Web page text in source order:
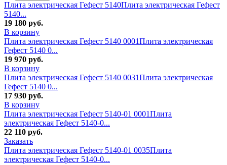
Плита электрическая Гефест 5140Плита электрическая Гефест
5140...
19 180 руб.
В корзину
Плита электрическая Гефест 5140 0001Плита электрическая
Гефест 5140 0...
19 970 руб.
В корзину
Плита электрическая Гефест 5140 0031Плита электрическая
Гефест 5140 0...
17 930 руб.
В корзину
Плита электрическая Гефест 5140-01 0001Плита
электрическая Гефест 5140-0...
22 110 руб.
Заказать
Плита электрическая Гефест 5140-01 0035Плита
электрическая Гефест 5140-0...